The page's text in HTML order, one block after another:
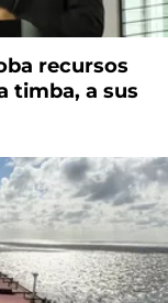
recursos
timba, a sus